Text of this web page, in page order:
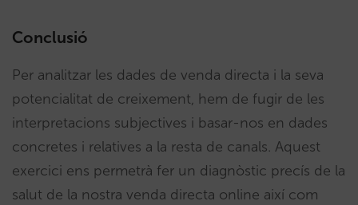
Conclusió
Per analitzar les dades de venda directa i la seva
potencialitat de creixement, hem de fugir de les
interpretacions subjectives i basar-nos en dades
concretes i relatives a la resta de canals. Aquest
exercici ens permetrà fer un diagnòstic precís de la
salut de la nostra venda directa online així com